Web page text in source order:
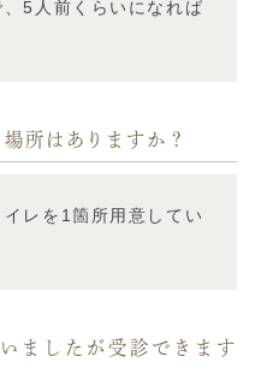
5人前くらいになれば
所はありますか？
レを1箇所用意してい
ましたが受診できます